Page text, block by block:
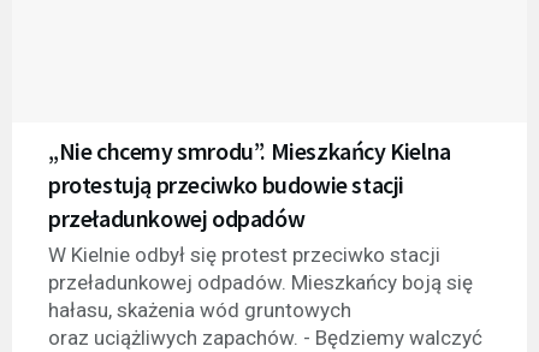
„Nie chcemy smrodu”. Mieszkańcy Kielna
protestują przeciwko budowie stacji
przeładunkowej odpadów
W Kielnie odbył się protest przeciwko stacji
przeładunkowej odpadów. Mieszkańcy boją się
hałasu, skażenia wód gruntowych
oraz uciążliwych zapachów. - Będziemy walczyć